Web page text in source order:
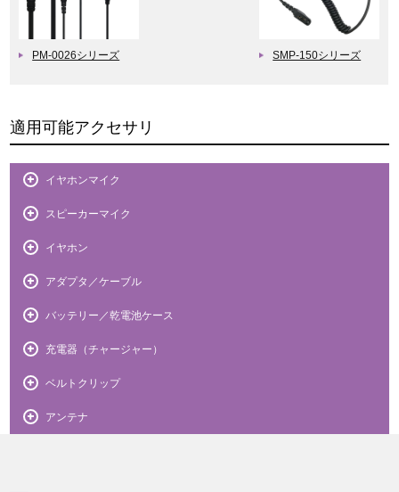
PM-0026シリーズ SMP-150シリーズ
適用可能アクセサリ
イヤホンマイク
スピーカーマイク
イヤホン
アダプタ／ケーブル
バッテリー／乾電池ケース
充電器（チャージャー）
ベルトクリップ
アンテナ